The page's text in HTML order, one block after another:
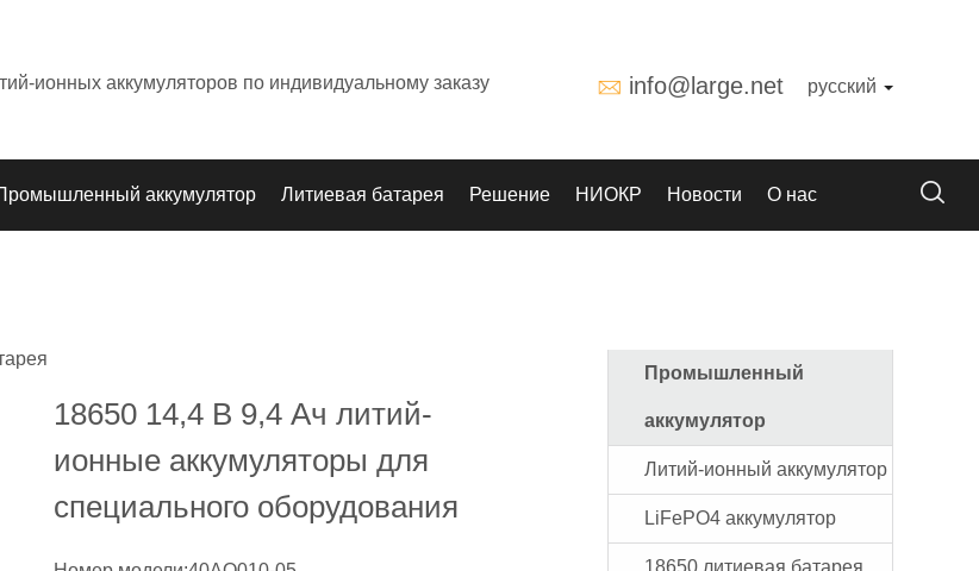
ионных аккумуляторов по индивидуальному заказу info@large.net русский
аккумулятор Литиевая батарея Решение НИОКР Новости О нас
18650 14,4 В 9,4 Ач литий-
ионные аккумуляторы для
специального оборудования
Промышленный
аккумулятор
Литий-ионный аккумулятор
LiFePO4 аккумулятор
18650 литиевая батарея